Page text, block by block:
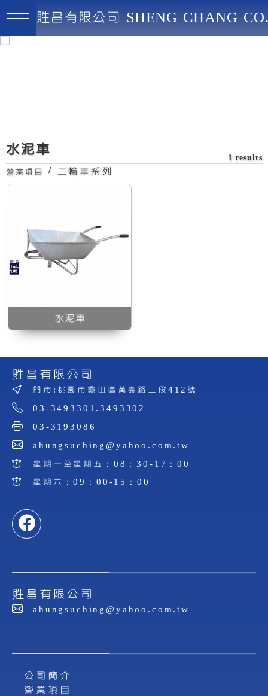
水泥車
1 results
營業項目 / 二輪車系列
水泥車
貹昌有限公司
門市:桃園市龜山區萬壽路二段412號
03-3493301.3493302
03-3193086
ahungsuching@yahoo.com.tw
星期一至星期五：08：30-17：00
星期六：09：00-15：00
貹昌有限公司
ahungsuching@yahoo.com.tw
公司簡介
營業項目
貹昌有限公司 SHENG CHANG